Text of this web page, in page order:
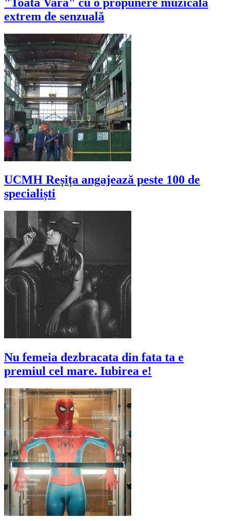
extrem de senzuală
UCMH Reșița angajează peste 100 de
specialiști
Nu femeia dezbracata din fata ta e
premiul cel mare. Iubirea e!